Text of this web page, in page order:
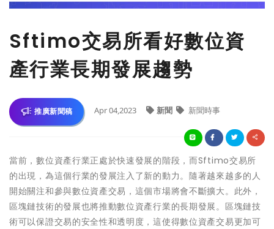
Sftimo交易所看好數位資
產行業長期發展趨勢
推廣新聞稿 Apr 04,2023 新聞 新聞時事
當前，數位資產行業正處於快速發展的階段，而Sftimo交易所
的出現，為這個行業的發展注入了新的動力。隨著越來越多的人
開始關注和參與數位資產交易，這個市場將會不斷擴大。此外，
區塊鏈技術的發展也將推動數位資產行業的長期發展。區塊鏈技
術可以保證交易的安全性和透明度，這使得數位資產交易更加可